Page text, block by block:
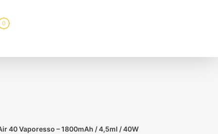
0
40 Vaporesso – 1800mAh / 4,5ml / 40W